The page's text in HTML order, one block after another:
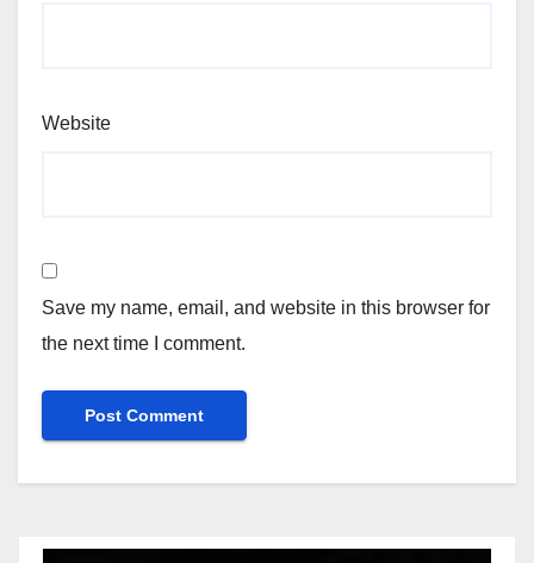
Website
Save my name, email, and website in this browser for
the next time I comment.